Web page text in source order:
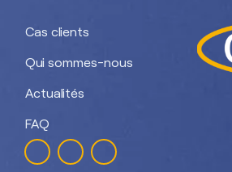
Cas clients
Qui sommes-nous
Actualités
FAQ